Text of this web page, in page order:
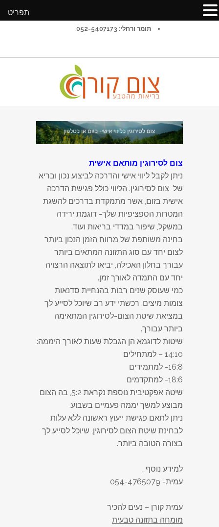
תומר ורחלי: 052-5407173
צום לסירוגין מותאם אישית
ניתן לקבל ליווי אישי והדרכה לביצוע נכון ובריא
של צום לסירוגין. הליווי כולל פגישת הדרכה
אישית בזום, אשר מתמקדת בדרכים להשגת
המטרות הספציפיות שלך- דוגמת ירידה
במשקל, שיפור במדדי בריאות ועוד.
בחינה משותפת של מרווח הזמן הנכון ביותר
לצום יחד עם סוג התזונה המתאים ביותר
עבורך בחלון האכילה, יביאו לתוצאה הרצויה
יחד עם התמדה לאורך זמן.
כמי שעוסק שנים רבות בהנחיית סדנאות
צומות מיצים, רכשתי ידע רב שיוכל לסייע לך
במציאת שיטת הצום-לסירוגין המתאימה
ביותר עבורך.
שיטות לדוגמא הן הגבלת שעות לאורך היממה:
14:10 – למתחילים
16:8- למתמידים
18:6- למתקדמים
שיטה אפקטיבית נוספת נקראת 5:2, בה הצום
מבוצע למשך יממה פעמיים בשבוע.
ניתן לתאם פגישת ייעוץ ראשונה ללא עלות
לבחינת שיטת הצום לסירוגין, שיוכל לסייע לך
בצורה הטובה ביותר.
למידע נוסף ,
עמית- 054-4765079
עמית קורן – נעים להכיר
מומחה בתזונה טבעית
תפריט